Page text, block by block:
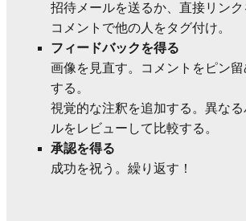
招待メールを送るか、直接リンク
コメントで他の人をタグ付け。
フィードバックを得る
画像を見直す。コメントをピン
する。
視覚的な注釈を追加する。異な
ルをレビューして比較する。
承認を得る
成功を祝う。繰り返す！